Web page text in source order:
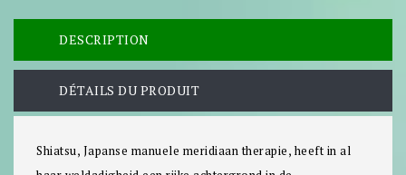
DESCRIPTION
DÉTAILS DU PRODUIT
Shiatsu, Japanse manuele meridiaan therapie, heeft in al